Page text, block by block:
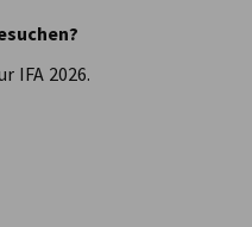
IFA 2026.